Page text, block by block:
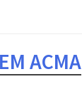
ACMA